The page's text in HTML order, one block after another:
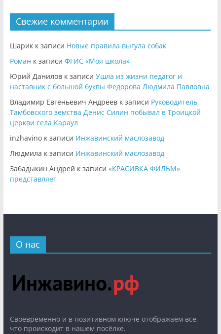
Свежие комментарии
Шарикк записи Новые правила выгула собак
Роман к записи ФГИС «Моя школа»
Юрий Даниловк записи Ушла из жизни педагог и
наставник с большой буквы Федорова Людмила Павловна
Владимир Евгеньевич Андреевк записи Руководитель
Тамбовского земства Денис Силин побывал в Троицкой
церкви села Караул
inzhavinoк записи Инжавинский маслозавод
Людмила к записи Инжавинский маслозавод
Забадыкин Андрей к записи «КРАСИВКА ФИЛЬМ»
представляет
О нас
Cвоевременно и в позитивном ключе отображаем все,
что происходит в нашем посёлке.